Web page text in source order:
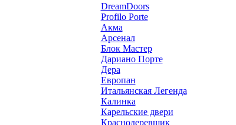
DreamDoors
Profilo Porte
Акма
Арсенал
Блок Мастер
Дариано Порте
Дера
Европан
Итальянская Легенда
Калинка
Карельские двери
Краснодеревщик